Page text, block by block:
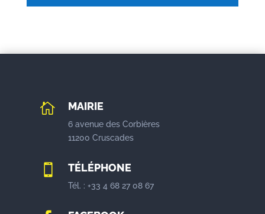
 MAIRIE
6 avenue des Corbières
11200 Cruscades
 TÉLÉPHONE
Tél. : +33 4 68 27 08 67